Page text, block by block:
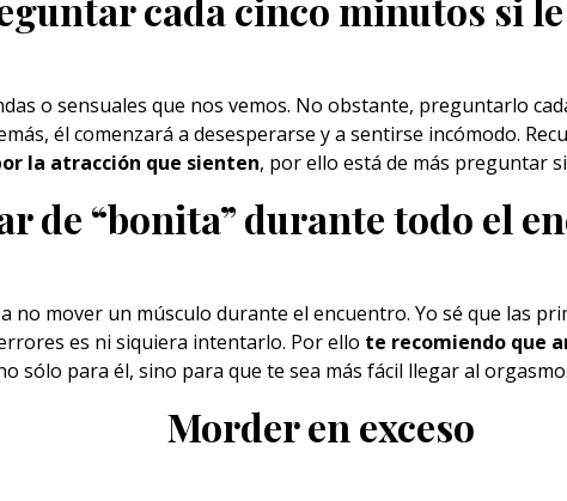
o sensuales que nos vemos. No obstante, preguntarlo
él comenzará a desesperarse y a sentirse incómodo.
la atracción que sienten, por ello está de más preguntar
de “bonita” durante todo el
no mover un músculo durante el encuentro. Yo sé que las
es ni siquiera intentarlo. Por ello te recomiendo que
sólo para él, sino para que te sea más fácil llegar al
Morder en exceso